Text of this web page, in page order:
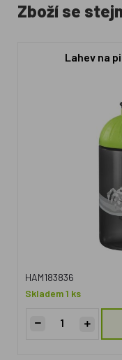
Zboží se
Lahev na
HAM183836
Skladem 1 ks